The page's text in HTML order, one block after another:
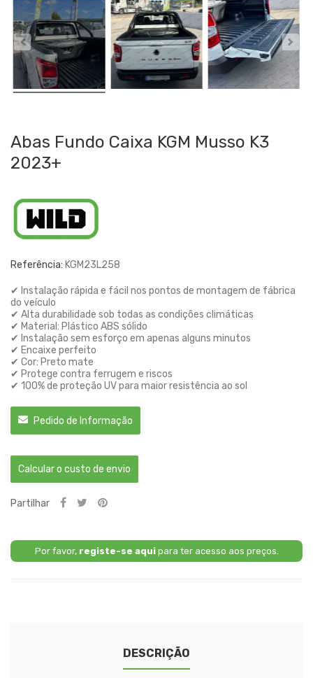
Abas Fundo Caixa KGM Musso K3
2023+
Referência: KGM23L258
✔ Instalação rápida e fácil nos pontos de montagem de fábrica
do veículo
✔ Alta durabilidade sob todas as condições climáticas
✔ Material: Plástico ABS sólido
✔ Instalação sem esforço em apenas alguns minutos
✔ Encaixe perfeito
✔ Cor: Preto mate
✔ Protege contra ferrugem e riscos
✔ 100% de proteção UV para maior resistência ao sol
Pedido de Informação
Calcular o custo de envio
Partilhar
Por favor, registe-se aquipara ter acesso aos preços.
DESCRIÇÃO